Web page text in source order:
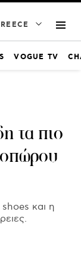
VOGUE TV
τα πιο
και η